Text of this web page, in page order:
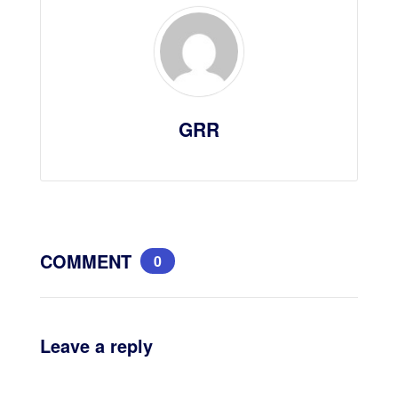
GRR
COMMENT 0
Leave a reply